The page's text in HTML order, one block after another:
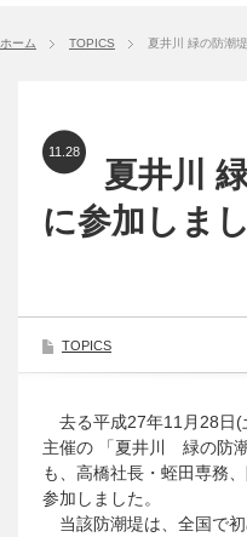
ホーム TOPICS 夏井川 緑の防潮
11.28
夏井川
に参加しまし
TOPICS
去る平成27年11月28日(
主催の 「夏井川 緑の防
も、高橋社長・蛭田専務
参加しました。
当該防潮堤は、全国で